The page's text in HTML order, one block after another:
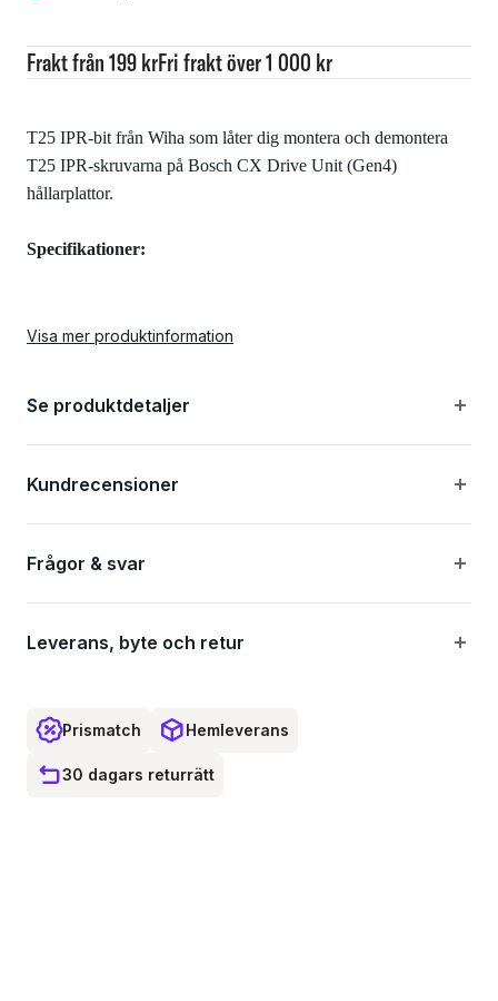
T25 IPR-bit från Wiha som låter dig montera och demontera
T25 IPR-skruvarna på Bosch CX Drive Unit (Gen4)
hållarplattor.
Specifikationer:
Material: Stål
Typ: T25 IPR
Drive: 1/4"
Visa mer produktinformation
Frakt från 199 krFri frakt över 1 000 kr
Se produktdetaljer
Kundrecensioner
Frågor & svar
Leverans, byte och retur
Prismatch Hemleverans
30 dagars returrätt